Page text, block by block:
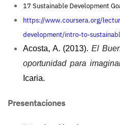
17 Sustainable Development
https://www.coursera.org/
development/intro-to-
Acosta, A. (2013). El
oportunidad para
Icaria.
Presentaciones